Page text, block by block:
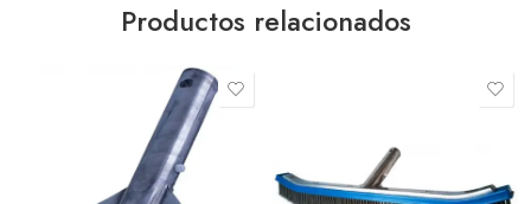
Productos relacionados